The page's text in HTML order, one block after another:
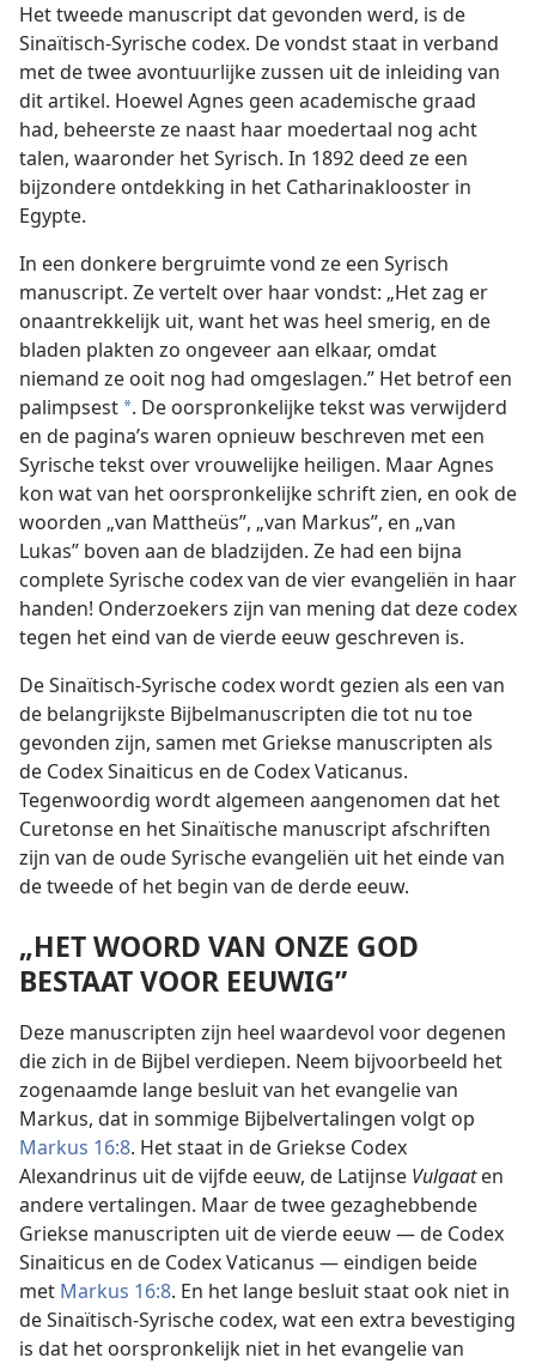
Het tweede manuscript dat gevonden werd, is de
Sinaïtisch-Syrische codex. De vondst staat in verband
met de twee avontuurlijke zussen uit de inleiding van
dit artikel. Hoewel Agnes geen academische graad
had, beheerste ze naast haar moedertaal nog acht
talen, waaronder het Syrisch. In 1892 deed ze een
bijzondere ontdekking in het Catharinaklooster in
Egypte.
In een donkere bergruimte vond ze een Syrisch
manuscript. Ze vertelt over haar vondst: „Het zag er
onaantrekkelijk uit, want het was heel smerig, en de
bladen plakten zo ongeveer aan elkaar, omdat
niemand ze ooit nog had omgeslagen.” Het betrof een
palimpsest *. De oorspronkelijke tekst was verwijderd
en de pagina’s waren opnieuw beschreven met een
Syrische tekst over vrouwelijke heiligen. Maar Agnes
kon wat van het oorspronkelijke schrift zien, en ook de
woorden „van Mattheüs”, „van Markus”, en „van
Lukas” boven aan de bladzijden. Ze had een bijna
complete Syrische codex van de vier evangeliën in haar
handen! Onderzoekers zijn van mening dat deze codex
tegen het eind van de vierde eeuw geschreven is.
De Sinaïtisch-Syrische codex wordt gezien als een van
de belangrijkste Bijbelmanuscripten die tot nu toe
gevonden zijn, samen met Griekse manuscripten als
de Codex Sinaiticus en de Codex Vaticanus.
Tegenwoordig wordt algemeen aangenomen dat het
Curetonse en het Sinaïtische manuscript afschriften
zijn van de oude Syrische evangeliën uit het einde van
de tweede of het begin van de derde eeuw.
„HET WOORD VAN ONZE GOD
BESTAAT VOOR EEUWIG”
Deze manuscripten zijn heel waardevol voor degenen
die zich in de Bijbel verdiepen. Neem bijvoorbeeld het
zogenaamde lange besluit van het evangelie van
Markus, dat in sommige Bijbelvertalingen volgt op
Markus 16:8. Het staat in de Griekse Codex
Alexandrinus uit de vijfde eeuw, de Latijnse Vulgaaten
andere vertalingen. Maar de twee gezaghebbende
Griekse manuscripten uit de vierde eeuw — de Codex
Sinaiticus en de Codex Vaticanus — eindigen beide
met Markus 16:8. En het lange besluit staat ook niet in
de Sinaïtisch-Syrische codex, wat een extra bevestiging
is dat het oorspronkelijk niet in het evangelie van